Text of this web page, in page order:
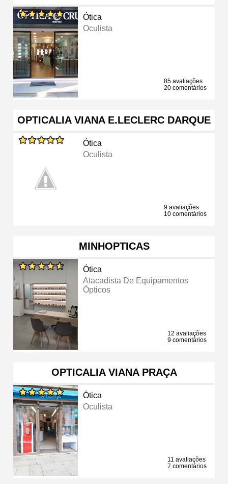
Ótica
Oculista
85 avaliações
20 comentários
OPTICALIA VIANA E.LECLERC DARQUE
Ótica
Oculista
9 avaliações
10 comentários
MINHOPTICAS
Ótica
Atacadista De Equipamentos
Ópticos
12 avaliações
9 comentários
OPTICALIA VIANA PRAÇA
Ótica
Oculista
11 avaliações
7 comentários